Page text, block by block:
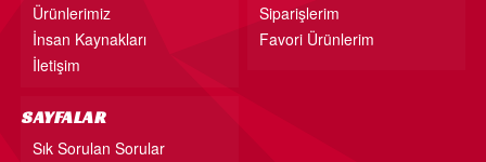
Ürünlerimiz
İnsan Kaynakları
İletişim
Siparişlerim
Favori Ürünlerim
SAYFALAR
Sık Sorulan Sorular